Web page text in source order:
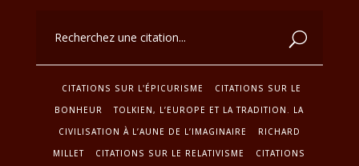
CITATIONS SUR L'ÉPICURISME
CITATIONS SUR LE
BONHEUR
TOLKIEN‚ L’EUROPE ET LA TRADITION. LA
CIVILISATION À L’AUNE DE L’IMAGINAIRE
RICHARD
MILLET
CITATIONS SUR LE RELATIVISME
CITATIONS